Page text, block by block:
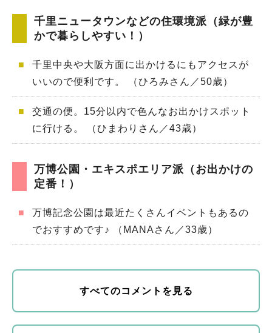
千里ニュータウンなどの住環境派（緑が豊
かで暮らしやすい！）
■
千里中央や大阪方面に出かけるにもアクセスが
いいので便利です。 （ひろみさん／50歳）
■
交通の便。15分以内で色んなお出かけスポット
に行ける。 （ひまわりさん／43歳）
万博公園・エキスポエリア派（お出かけの
定番！）
■
万博記念公園は最近たくさんイベントもあるの
でおすすめです♪ （MANAさん／33歳）
すべてのコメントを見る